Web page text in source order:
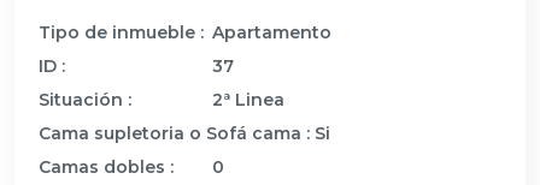
Tipo de inmueble : Apartamento
ID :
37
Situación :
2ª Linea
Cama supletoria o Sofá cama : Si
Camas dobles :
0